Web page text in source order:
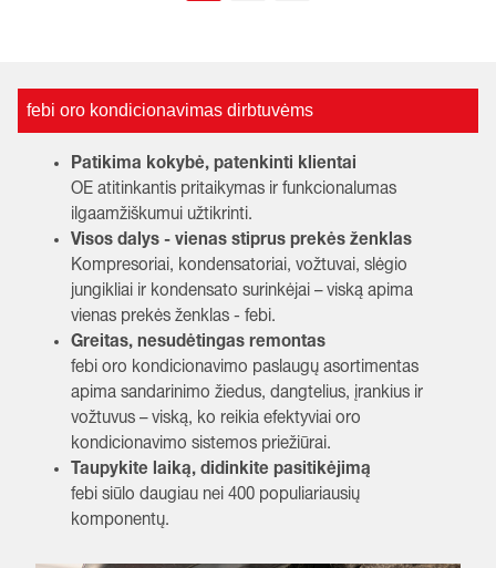
febi oro kondicionavimas dirbtuvėms
Patikima kokybė, patenkinti klientai
OE atitinkantis pritaikymas ir funkcionalumas
ilgaamžiškumui užtikrinti.
Visos dalys - vienas stiprus prekės ženklas
Kompresoriai, kondensatoriai, vožtuvai, slėgio
jungikliai ir kondensato surinkėjai – viską apima
vienas prekės ženklas - febi.
Greitas, nesudėtingas remontas
febi oro kondicionavimo paslaugų asortimentas
apima sandarinimo žiedus, dangtelius, įrankius ir
vožtuvus – viską, ko reikia efektyviai oro
kondicionavimo sistemos priežiūrai.
Taupykite laiką, didinkite pasitikėjimą
febi siūlo daugiau nei 400 populiariausių
komponentų.